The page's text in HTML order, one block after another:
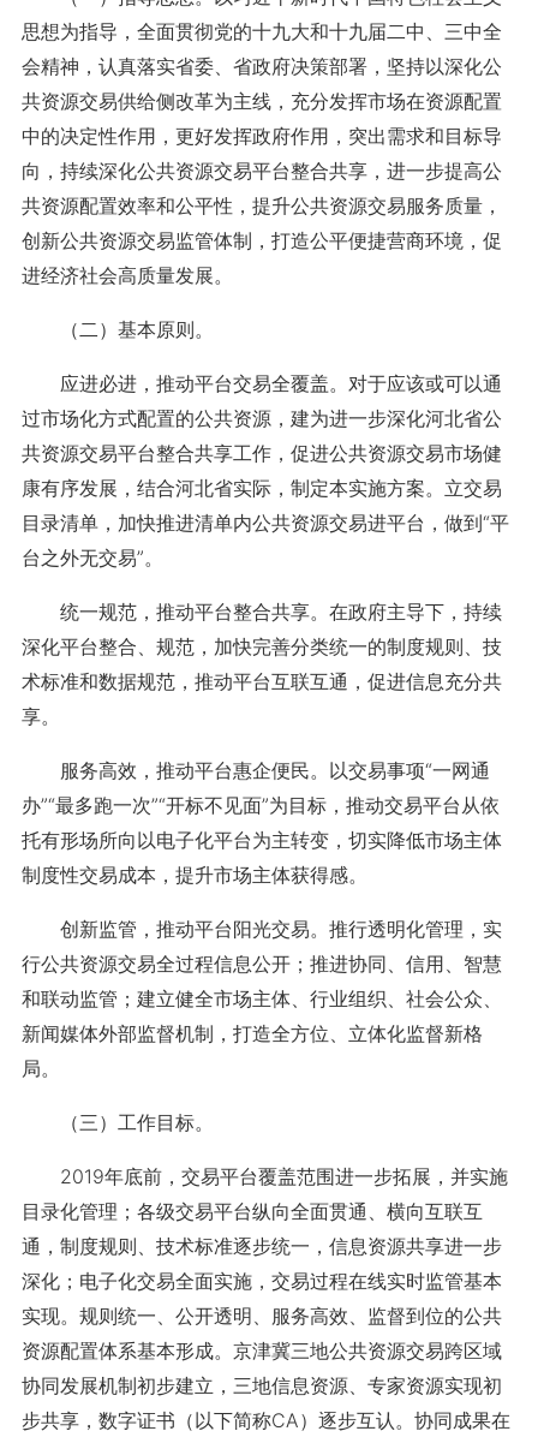
思想为指导，全面贯彻党的十九大和十九届二中、三中全
会精神，认真落实省委、省政府决策部署，坚持以深化公
共资源交易供给侧改革为主线，充分发挥市场在资源配置
中的决定性作用，更好发挥政府作用，突出需求和目标导
向，持续深化公共资源交易平台整合共享，进一步提高公
共资源配置效率和公平性，提升公共资源交易服务质量，
创新公共资源交易监管体制，打造公平便捷营商环境，促
进经济社会高质量发展。
（二）基本原则。
应进必进，推动平台交易全覆盖。对于应该或可以通
过市场化方式配置的公共资源，建为进一步深化河北省公
共资源交易平台整合共享工作，促进公共资源交易市场健
康有序发展，结合河北省实际，制定本实施方案。立交易
目录清单，加快推进清单内公共资源交易进平台，做到“平
台之外无交易”。
统一规范，推动平台整合共享。在政府主导下，持续
深化平台整合、规范，加快完善分类统一的制度规则、技
术标准和数据规范，推动平台互联互通，促进信息充分共
享。
服务高效，推动平台惠企便民。以交易事项“一网通
办”“最多跑一次”“开标不见面”为目标，推动交易平台从依
托有形场所向以电子化平台为主转变，切实降低市场主体
制度性交易成本，提升市场主体获得感。
创新监管，推动平台阳光交易。推行透明化管理，实
行公共资源交易全过程信息公开；推进协同、信用、智慧
和联动监管；建立健全市场主体、行业组织、社会公众、
新闻媒体外部监督机制，打造全方位、立体化监督新格
局。
（三）工作目标。
2019年底前，交易平台覆盖范围进一步拓展，并实施
目录化管理；各级交易平台纵向全面贯通、横向互联互
通，制度规则、技术标准逐步统一，信息资源共享进一步
深化；电子化交易全面实施，交易过程在线实时监管基本
实现。规则统一、公开透明、服务高效、监督到位的公共
资源配置体系基本形成。京津冀三地公共资源交易跨区域
协同发展机制初步建立，三地信息资源、专家资源实现初
步共享，数字证书（以下简称CA）逐步互认。协同成果在